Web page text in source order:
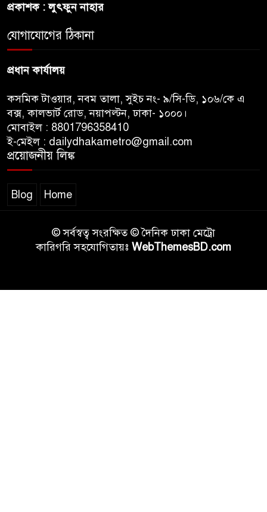
প্রকাশক : লুৎফুন নাহার
যোগাযোগের ঠিকানা
প্রধান কার্যালয়
কসমিক টাওয়ার, নবম তালা, সুইচ নং- ৯/সি-ডি, ১০৬/কে এ
বক্স, কালভার্ট রোড, নয়াপল্টন, ঢাকা- ১০০০।
মোবাইল : 8801796358410
ই-মেইল : dailydhakametro@gmail.com
প্রয়োজনীয় লিঙ্ক
Blog Home
© সর্বস্বত্ব সংরক্ষিত © দৈনিক ঢাকা মেট্রো
কারিগরি সহযোগিতায়ঃ WebThemesBD.com